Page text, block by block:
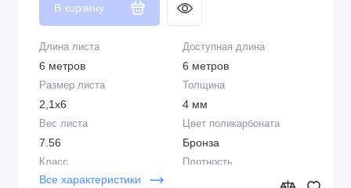
В корзину
Длина листа
6 метров
Доступная длина
6 метров
Размер листа
2,1х6
Толщина
4 мм
Вес листа
7.56
Цвет поликарбоната
Бронза
Класс
Стандарт
Плотность
Все характеристики